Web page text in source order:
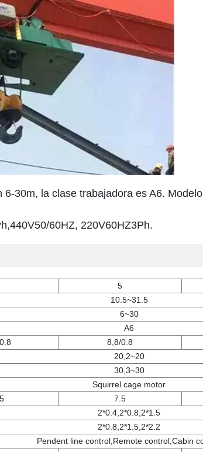
30m, la clase trabajadora es A6.
60HZ, 220V60HZ3Ph.
5
10.5~31.5
6~30
A6
8,8/0.8
20,2~20
30,3~30
Squirrel cage motor
7.5
2*0.4,2*0.8,2*1.5
2*0.8,2*1.5,2*2.2
Pendent line control,Remote control,Cabin